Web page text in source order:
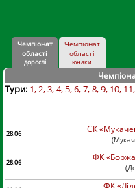
Чемпіонат
області
дорослі
Чемпіонат
області
юнаки
Тури: 1 2 3 4 5 6 7 8 9 10 11
28.06 СК
(
28.06
ФК
(
ФК